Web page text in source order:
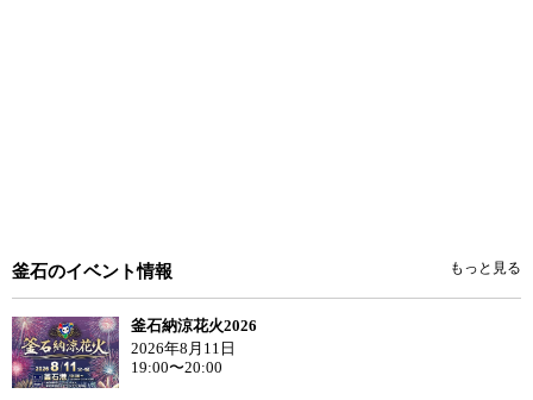
釜石のイベント情報 もっと見る
釜石納涼花火2026
2026年8月11日
19:00〜20:00